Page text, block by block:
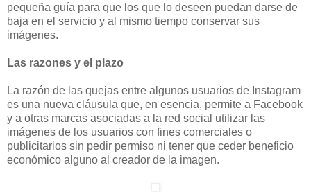
pequeña guía para que los que lo deseen puedan darse de
baja en el servicio y al mismo tiempo conservar sus
imágenes.
Las razones y el plazo
La razón de las quejas entre algunos usuarios de Instagram
es una nueva cláusula que, en esencia, permite a Facebook
y a otras marcas asociadas a la red social utilizar las
imágenes de los usuarios con fines comerciales o
publicitarios sin pedir permiso ni tener que ceder beneficio
económico alguno al creador de la imagen.